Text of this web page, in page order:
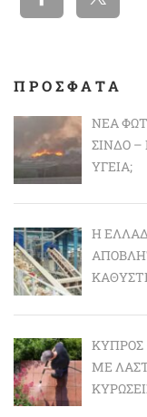
ΠΡΟΣΦΑΤΑ
ΝΈΑ
ΣΊΝΔΟ
ΥΓΕΊΑ;
Η
ΚΎΠΡΟΣ
ΜΕ